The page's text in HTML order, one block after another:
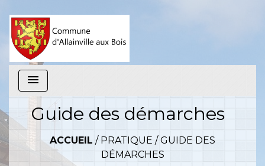
menu
Guide des démarches
ACCUEIL / PRATIQUE /GUIDE DES
DÉMARCHES